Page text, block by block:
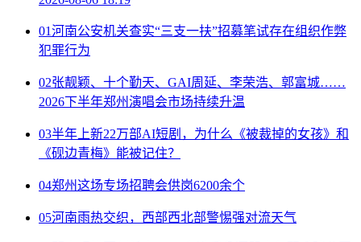
01河南公安机关查实“三支一扶”招募笔试存在组织作弊
犯罪行为
02张靓颖、十个勤天、GAI周延、李荣浩、郭富城……
2026下半年郑州演唱会市场持续升温
03半年上新22万部AI短剧，为什么《被裁掉的女孩》和
《砚边青梅》能被记住？
04郑州这场专场招聘会供岗6200余个
05河南雨热交织，西部西北部警惕强对流天气